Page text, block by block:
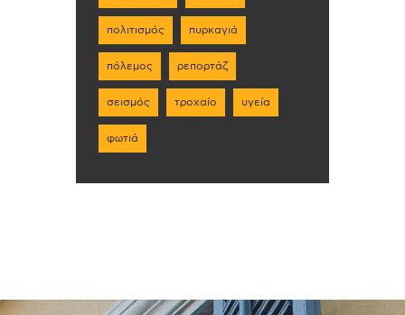
πολιτισμός πυρκαγιά
πόλεμος ρεπορτάζ
σεισμός τροχαίο υγεία
φωτιά